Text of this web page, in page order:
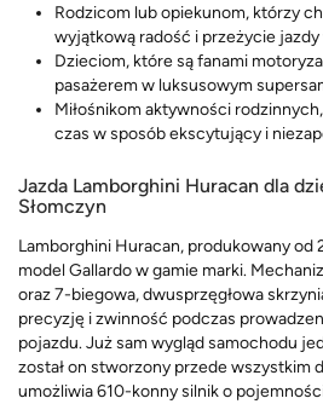
Rodzicom lub opiekunom, którzy
wyjątkową radość i przeżycie
Dzieciom, które są fanami
pasażerem w luksusowym
Miłośnikom aktywności
czas w sposób ekscytujący i
Jazda Lamborghini Huracan dla
Słomczyn
Lamborghini Huracan, produkowany od
model Gallardo w gamie marki.
oraz 7-biegowa, dwusprzęgłowa
precyzję i zwinność podczas
pojazdu. Już sam wygląd samochodu
został on stworzony przede wszystkim
umożliwia 610-konny silnik o